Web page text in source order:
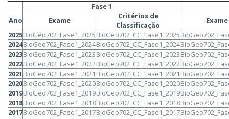
Fase 1
Ano
Exame
Critérios de
Classificação
Exame
2025BioGeo702_Fase1_2025BioGeo702_CC_Fase1_2025
2024BioGeo702_Fase1_2024BioGeo702_CC_Fase1_2024
2023BioGeo702_Fase1_2023BioGeo702_CC_Fase1_2023
2022BioGeo702_Fase1_2022BioGeo702_CC_Fase1_2022
2021 BioGeo702_Fase1_2021 BioGeo702_CC_Fase1_2021
2020BioGeo702_Fase1_2020BioGeo702_CC_Fase1_2020
2019BioGeo702_Fase1_2019BioGeo702_CC_Fase1_2019
2018BioGeo702_Fase1_2018BioGeo702_CC_Fase1_2018
2017BioGeo702_Fase1_2017BioGeo702_CC_Fase1_2017